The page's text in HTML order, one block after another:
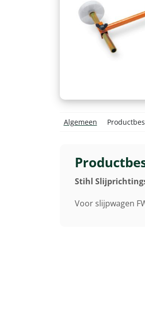
Stihl
Voor slijpwagen
Algemeen